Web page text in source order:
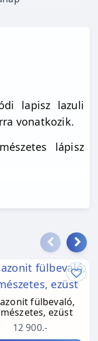
lapisz lazuli
vonatkozik.
lápisz
fülbevaló,
ezüst
12 900.-